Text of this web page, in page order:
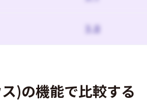
3.8
)の機能で比較する